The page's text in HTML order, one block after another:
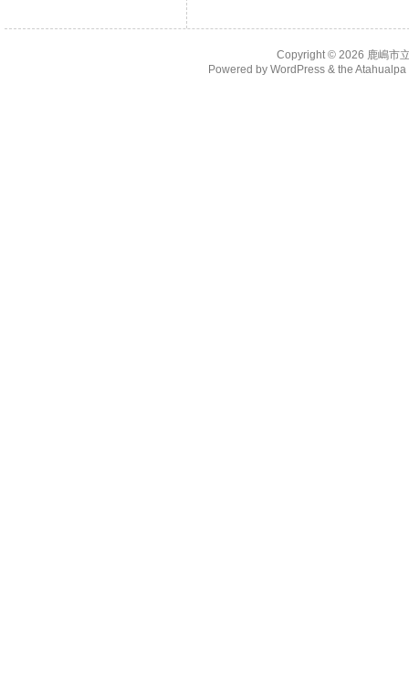
Copyright © 2026 鹿嶋市
Powered by WordPress& the Atahualpa